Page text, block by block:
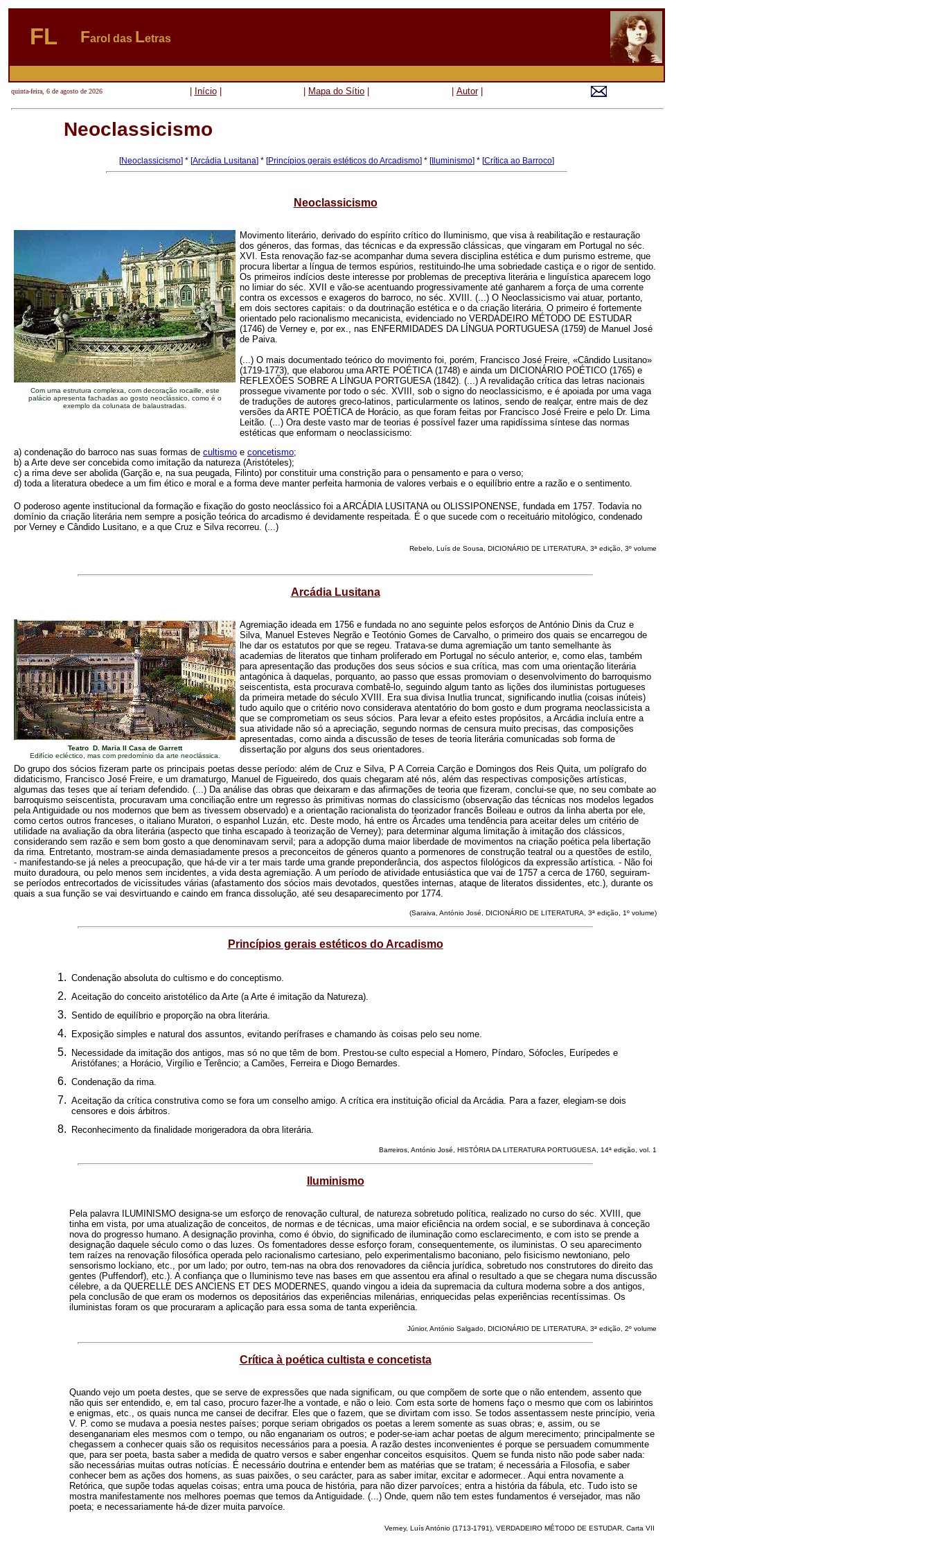
FL Farol das Letras
quinta-feira, 6 de agosto de 2026 Início| Mapa do Sítio Autor|
Neoclassicismo
[Neoclassicismo] * [Arcádia Lusitana] * [Princípios gerais estéticos do Arcadismo] * [Iluminismo] * [Crítica ao Barroco]
Neoclassicismo
Movimento literário, derivado do espírito crítico do Iluminismo, que visa à reabilitação e restauração
dos géneros, das formas, das técnicas e da expressão clássicas, que vingaram em Portugal no séc.
XVI. Esta renovação faz-se acompanhar duma severa disciplina estética e dum purismo estreme, que
procura libertar a língua de termos espúrios, restituindo-lhe uma sobriedade castiça e o rigor de sentido.
Os primeiros indícios deste interesse por problemas de preceptiva literária e linguística aparecem logo
no limiar do séc. XVII e vão-se acentuando progressivamente até ganharem a força de uma corrente
contra os excessos e exageros do barroco, no séc. XVIII. (...) O Neoclassicismo vai atuar, portanto,
em dois sectores capitais: o da doutrinação estética e o da criação literária. O primeiro é fortemente
orientado pelo racionalismo mecanicista, evidenciado no VERDADEIRO MÉTODO DE ESTUDAR
(1746) de Verney e, por ex., nas ENFERMIDADES DA LÍNGUA PORTUGUESA (1759) de Manuel José
de Paiva.
(...) O mais documentado teórico do movimento foi, porém, Francisco José Freire, «Cândido Lusitano»
(1719-1773), que elaborou uma ARTE POÉTICA (1748) e ainda um DICIONÁRIO POÉTICO (1765) e
REFLEXÕES SOBRE A LÍNGUA PORTGUESA (1842). (...) A revalidação crítica das letras nacionais
prossegue vivamente por todo o séc. XVIII, sob o signo do neoclassicismo, e é apoiada por uma vaga
de traduções de autores greco-latinos, particularmente os latinos, sendo de realçar, entre mais de dez
versões da ARTE POÉTICA de Horácio, as que foram feitas por Francisco José Freire e pelo Dr. Lima
Leitão. (...) Ora deste vasto mar de teorias é possível fazer uma rapidíssima síntese das normas
estéticas que enformam o neoclassicismo:
Com uma estrutura complexa, com decoração rocaille, este
palácio apresenta fachadas ao gosto neoclássico, como é o
exemplo da colunata de balaustradas.
a) condenação do barroco nas suas formas de cultismo e concetismo;
b) a Arte deve ser concebida como imitação da natureza (Aristóteles);
c) a rima deve ser abolida (Garção e, na sua peugada, Filinto) por constituir uma constrição para o pensamento e para o verso;
d) toda a literatura obedece a um fim ético e moral e a forma deve manter perfeita harmonia de valores verbais e o equilíbrio entre a razão e o sentimento.
O poderoso agente institucional da formação e fixação do gosto neoclássico foi a ARCÁDIA LUSITANA ou OLISSIPONENSE, fundada em 1757. Todavia no
domínio da criação literária nem sempre a posição teórica do arcadismo é devidamente respeitada. É o que sucede com o receituário mitológico, condenado
por Verney e Cândido Lusitano, e a que Cruz e Silva recorreu. (...)
Rebelo, Luís de Sousa, DICIONÁRIO DE LITERATURA, 3ª edição, 3º volume
Arcádia Lusitana
Agremiação ideada em 1756 e fundada no ano seguinte pelos esforços de António Dinis da Cruz e
Silva, Manuel Esteves Negrão e Teotónio Gomes de Carvalho, o primeiro dos quais se encarregou de
lhe dar os estatutos por que se regeu. Tratava-se duma agremiação um tanto semelhante às
academias de literatos que tinham proliferado em Portugal no século anterior, e, como elas, também
para apresentação das produções dos seus sócios e sua crítica, mas com uma orientação literária
antagónica à daquelas, porquanto, ao passo que essas promoviam o desenvolvimento do barroquismo
seiscentista, esta procurava combatê-lo, seguindo algum tanto as lições dos iluministas portugueses
da primeira metade do século XVIII. Era sua divisa Inutlia truncat, significando inutlia (coisas inúteis)
tudo aquilo que o critério novo considerava atentatório do bom gosto e dum programa neoclassicista a
que se comprometiam os seus sócios. Para levar a efeito estes propósitos, a Arcádia incluía entre a
sua atividade não só a apreciação, segundo normas de censura muito precisas, das composições
apresentadas, como ainda a discussão de teses de teoria literária comunicadas sob forma de
dissertação por alguns dos seus orientadores.
Teatro D. Maria II Casa de Garrett
Edifício ecléctico, mas com predomínio da arte neoclássica.
Do grupo dos sócios fizeram parte os principais poetas desse período: além de Cruz e Silva, P A Correia Carção e Domingos dos Reis Quita, um polígrafo do
didaticismo, Francisco José Freire, e um dramaturgo, Manuel de Figueiredo, dos quais chegaram até nós, além das respectivas composições artísticas,
algumas das teses que aí teriam defendido. (...) Da análise das obras que deixaram e das afirmações de teoria que fizeram, conclui-se que, no seu combate ao
barroquismo seiscentista, procuravam uma conciliação entre um regresso às primitivas normas do classicismo (observação das técnicas nos modelos legados
pela Antiguidade ou nos modernos que bem as tivessem observado) e a orientação racionalista do teorizador francês Boileau e outros da linha aberta por ele,
como certos outros franceses, o italiano Muratori, o espanhol Luzán, etc. Deste modo, há entre os Árcades uma tendência para aceitar deles um critério de
utilidade na avaliação da obra literária (aspecto que tinha escapado à teorização de Verney); para determinar alguma limitação à imitação dos clássicos,
considerando sem razão e sem bom gosto a que denominavam servil; para a adopção duma maior liberdade de movimentos na criação poética pela libertação
da rima. Entretanto, mostram-se ainda demasiadamente presos a preconceitos de géneros quanto a pormenores de construção teatral ou a questões de estilo,
- manifestando-se já neles a preocupação, que há-de vir a ter mais tarde uma grande preponderância, dos aspectos filológicos da expressão artística. - Não foi
muito duradoura, ou pelo menos sem incidentes, a vida desta agremiação. A um período de atividade entusiástica que vai de 1757 a cerca de 1760, seguiram-
se períodos entrecortados de vicissitudes várias (afastamento dos sócios mais devotados, questões internas, ataque de literatos dissidentes, etc.), durante os
quais a sua função se vai desvirtuando e caindo em franca dissolução, até seu desaparecimento por 1774.
(Saraiva, António José, DICIONÁRIO DE LITERATURA, 3ª edição, 1º volume)
Princípios gerais estéticos do Arcadismo
Condenação absoluta do cultismo e do conceptismo.
Aceitação do conceito aristotélico da Arte (a Arte é imitação da Natureza).
Sentido de equilíbrio e proporção na obra literária.
Exposição simples e natural dos assuntos, evitando perífrases e chamando às coisas pelo seu nome.
Necessidade da imitação dos antigos, mas só no que têm de bom. Prestou-se culto especial a Homero, Píndaro, Sófocles, Eurípedes e
Aristófanes; a Horácio, Virgílio e Terêncio; a Camões, Ferreira e Diogo Bernardes.
Condenação da rima.
Aceitação da crítica construtiva como se fora um conselho amigo. A crítica era instituição oficial da Arcádia. Para a fazer, elegiam-se dois
censores e dois árbitros.
Reconhecimento da finalidade morigeradora da obra literária.
Barreiros, António José, HISTÓRIA DA LITERATURA PORTUGUESA, 14ª edição, vol. 1
Iluminismo
Pela palavra ILUMINISMO designa-se um esforço de renovação cultural, de natureza sobretudo política, realizado no curso do séc. XVIII, que
tinha em vista, por uma atualização de conceitos, de normas e de técnicas, uma maior eficiência na ordem social, e se subordinava à conceção
nova do progresso humano. A designação provinha, como é óbvio, do significado de iluminação como esclarecimento, e com isto se prende a
designação daquele século como o das luzes. Os fomentadores desse esforço foram, consequentemente, os iluministas. O seu aparecimento
tem raízes na renovação filosófica operada pelo racionalismo cartesiano, pelo experimentalismo baconiano, pelo fisicismo newtoniano, pelo
sensorismo lockiano, etc., por um lado; por outro, tem-nas na obra dos renovadores da ciência jurídica, sobretudo nos construtores do direito das
gentes (Puffendorf), etc.). A confiança que o Iluminismo teve nas bases em que assentou era afinal o resultado a que se chegara numa discussão
célebre, a da QUERELLE DES ANCIENS ET DES MODERNES, quando vingou a ideia da supremacia da cultura moderna sobre a dos antigos,
pela conclusão de que eram os modernos os depositários das experiências milenárias, enriquecidas pelas experiências recentíssimas. Os
iluministas foram os que procuraram a aplicação para essa soma de tanta experiência.
Júnior, António Salgado, DICIONÁRIO DE LITERATURA, 3ª edição, 2º volume
Crítica à poética cultista e concetista
Quando vejo um poeta destes, que se serve de expressões que nada significam, ou que compõem de sorte que o não entendem, assento que
não quis ser entendido, e, em tal caso, procuro fazer-lhe a vontade, e não o leio. Com esta sorte de homens faço o mesmo que com os labirintos
e enigmas, etc., os quais nunca me cansei de decifrar. Eles que o fazem, que se divirtam com isso. Se todos assentassem neste princípio, veria
V. P. como se mudava a poesia nestes países; porque seriam obrigados os poetas a lerem somente as suas obras; e, assim, ou se
desenganariam eles mesmos com o tempo, ou não enganariam os outros; e poder-se-iam achar poetas de algum merecimento; principalmente se
chegassem a conhecer quais são os requisitos necessários para a poesia. A razão destes inconvenientes é porque se persuadem comummente
que, para ser poeta, basta saber a medida de quatro versos e saber engenhar conceitos esquisitos. Quem se funda nisto não pode saber nada:
são necessárias muitas outras notícias. É necessário doutrina e entender bem as matérias que se tratam; é necessária a Filosofia, e saber
conhecer bem as ações dos homens, as suas paixões, o seu carácter, para as saber imitar, excitar e adormecer.. Aqui entra novamente a
Retórica, que supõe todas aquelas coisas; entra uma pouca de história, para não dizer parvoíces; entra a história da fábula, etc. Tudo isto se
mostra manifestamente nos melhores poemas que temos da Antiguidade. (...) Onde, quem não tem estes fundamentos é versejador, mas não
poeta; e necessariamente há-de dizer muita parvoíce.
Verney, Luís António (1713-1791), VERDADEIRO MÉTODO DE ESTUDAR, Carta VII